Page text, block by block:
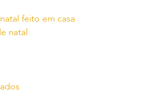
feito em casa
natal